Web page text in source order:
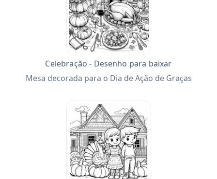
Celebração - Desenho para baixar
Mesa decorada para o Dia de Ação de Graças